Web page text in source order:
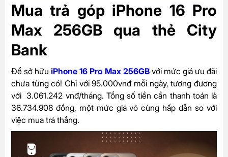
Mua trả góp iPhone 16 Pro
Max 256GB qua thẻ City
Bank
Để sở hữuiPhone 16 Pro Max 256GBvới mức giá ưu đãi
chưa từng có! Chỉ với 95.000vnđ mỗi ngày, tương đương
với 3.061.242 vnđ/tháng. Tổng số tiền cần thanh toán là
36.734.908 đồng, một mức giá vô cùng hấp dẫn so với
việc mua trả thẳng.